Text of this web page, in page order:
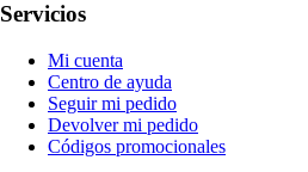
Servicios
Mi cuenta
Centro de ayuda
Seguir mi pedido
Devolver mi pedido
Códigos promocionales